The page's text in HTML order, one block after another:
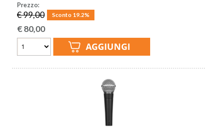
Prezzo:
€ 99,00 Sconto 19.2%
€80,00